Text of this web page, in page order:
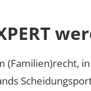
(Familien)recht,